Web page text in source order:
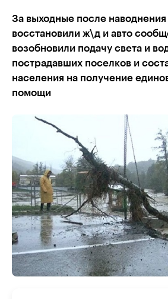
За выходные после наводнения
восстановили ж\д и авто
возобновили подачу света и
пострадавших поселков и
населения на получение
помощи